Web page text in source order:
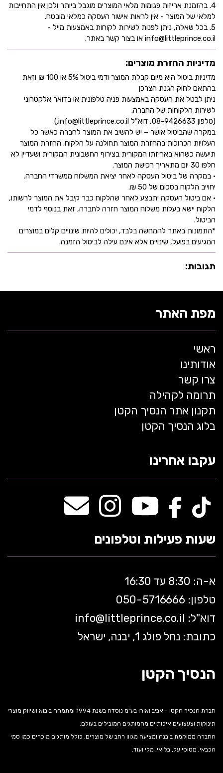
4. בהזמנת אריזות פגומות מלאי המוצרים מוגבל ביותר ולכן אין התחייבות
למלאי של המוצר - אין לראות אישור העסקה כמלאי מובטח.
5. בכל שאלה, ניתן לפנות לשירות לקוחות באמצעות מייל -
info@littleprince.co.il או בצור קשר באתר.
מדיניות החזרת מוצרים:
מדיניות ביטול היא מיום קבלת המוצר ודמי ביטול 5% או 100 ₪ וזאת
בהתאם לחוק הגנת הצרכן
ניתן לבטל את העסקה באמצעות פניה טלפונית או בדואר אלקטרוני
לשירות הלקוחות של החברה.
(טלפון 08-9426633, דוא”ל info@littleprince.co.il.)
במקרה שהביטול אושר – יש להשיב את המוצר לחברה כאשר כל
העלויות הכרוכות בהחזרת המוצר תחולנה על הלקוח. החזרת המוצר
תיעשה כשהוא באריזתו המקורית בצירוף החשבונית המקורית ושעדיין לא
חלפו 30 יום מתאריך רכישת המוצר.
• במקרה של ביטול העסקה לאחר יציאת המשלוח ממשרדי החברה,
יחוייב הלקוח בסכום של 50 ₪.
• אם ביטול העסקה יתבצע לאחר שהלקוח כבר קיבל את המוצר לרשותו,
הלקוח יישא בעלות משלוח המוצר חזרה לחברה, זאת בנוסף לדמי
הביטול.
*התמונות באתר להמחשה בלבד, יכולים להיות שינויים קלים במוצרים
המגיעים בפועל, שינויים אלא אינם עילה לביטול הזמנה.
תגובות:
מפת האתר
ראשי
אודותינו
צרו קשר
תרומה לקהילה
תקנון אתר הנסיך הקטן
בלוג הנסיך הקטן
עקבו אחרינו
שעות פעילות וטלפונים
א-ה: 8:30 עד 16:30
טלפון: 050-5 716666
דוא"ל:
info@littleprince.co.il
כתובת: נחל פולג 1, יבנה, ישראל
הנסיך הקטן
חברת הנסיך הקטן - אביב ואורן בע"מ נוסדה בשנת 1994 ומתמחה ביבוא ושיווק מוצרי
תינוקות וצעצועים איכותיים מהמותגים המובילים בעולם.
החברה ממוקמת ביבנה ומציעה מגוון רחב של מוצרים, כולל מותגים מוכרים כמו סמי
הכבאי, מטוסי על, בלואי, מלי ועוד.